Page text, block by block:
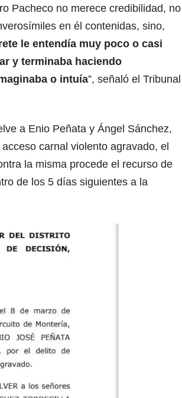
Pacheco no merece credibilidad, no
en él contenidas, sino,
le entendía muy poco o casi
y terminaba haciendo
o intuía”, señaló el Tribunal
a Enio Peñata y Ángel Sánchez,
carnal violento agravado, el
la misma procede el recurso de
de los 5 días siguientes a la